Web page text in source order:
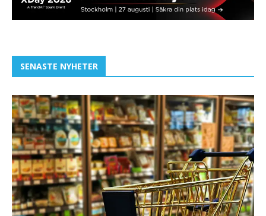
SENASTE NYHETER